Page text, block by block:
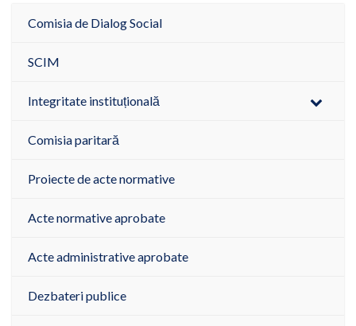
Comisia de Dialog Social
SCIM
Integritate instituțională
Comisia paritară
Proiecte de acte normative
Acte normative aprobate
Acte administrative aprobate
Dezbateri publice